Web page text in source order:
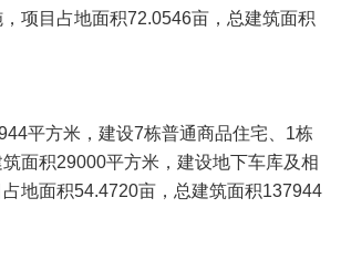
项目占地面积72.0546亩，总建筑面积
平方米，建设7栋普通商品住宅、1栋
面积29000平方米，建设地下车库及相
地面积54.4720亩，总建筑面积137944